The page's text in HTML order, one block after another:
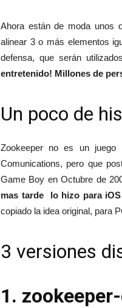
Ahora están de moda unos
alinear 3 o más elementos
defensa, que serán
entretenido! Millones de
Un poco de
Zookeeper no es un juego
Comunications, pero que
Game Boy en Octubre de
mas tarde lo hizo para
copiado la idea original, para
3 versiones
1.